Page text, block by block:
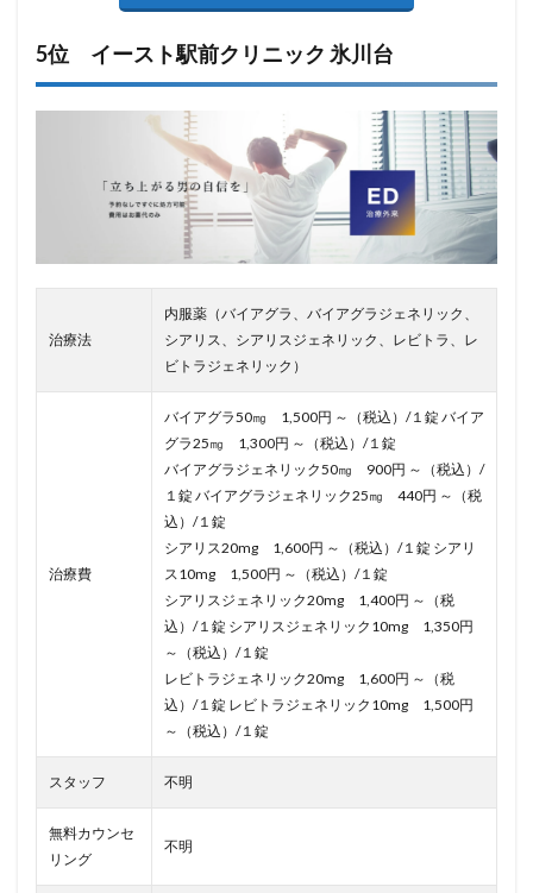
5位 イースト駅前クリニック 氷川台
治療法
内服薬（バイアグラ、バイアグラジェネリック、
シアリス、シアリスジェネリック、レビトラ、レ
ビトラジェネリック）
治療費
バイアグラ50㎎ 1,500円 ～（税込）/１錠 バイア
グラ25㎎ 1,300円 ～（税込）/１錠
バイアグラジェネリック50㎎ 900円 ～（税込）/
１錠 バイアグラジェネリック25㎎ 440円 ～（税
込）/１錠
シアリス20mg 1,600円 ～（税込）/１錠 シアリ
ス10mg 1,500円 ～（税込）/１錠
シアリスジェネリック20mg 1,400円 ～（税
込）/１錠 シアリスジェネリック10mg 1,350円
～（税込）/１錠
レビトラジェネリック20mg 1,600円 ～（税
込）/１錠 レビトラジェネリック10mg 1,500円
～（税込）/１錠
スタッフ 不明
無料カウンセ
リング
不明